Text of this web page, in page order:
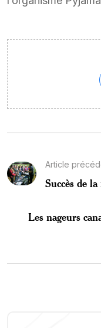
Article
Succès de
Les nageurs